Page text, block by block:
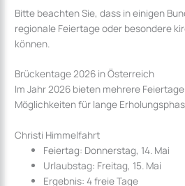
Bitte beachten Sie, dass in einigen
regionale Feiertage oder besondere
können.
Brückentage 2026 in Österreich
Im Jahr 2026 bieten mehrere
Möglichkeiten für lange
Christi Himmelfahrt
Feiertag: Donnerstag, 14. Mai
Urlaubstag: Freitag, 15. Mai
Ergebnis: 4 freie Tage